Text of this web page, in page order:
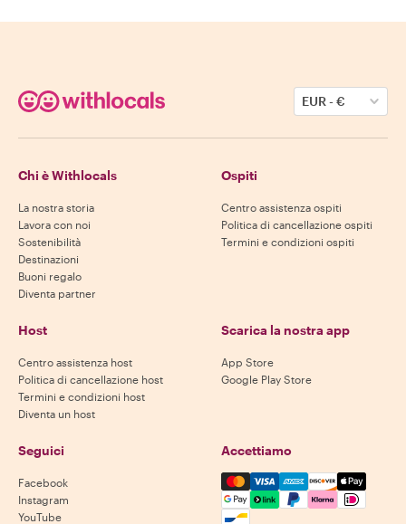
EUR-€
Chi è Withlocals
La nostra storia
Lavora con noi
Sostenibilità
Destinazioni
Buoni regalo
Diventa partner
Ospiti
Centro assistenza ospiti
Politica di cancellazione ospiti
Termini e condizioni ospiti
Host
Centro assistenza host
Politica di cancellazione host
Termini e condizioni host
Diventa un host
Scarica la nostra app
App Store
Google Play Store
Seguici
Facebook
Instagram
YouTube
Accettiamo
Mastercard, Visa, Amex,